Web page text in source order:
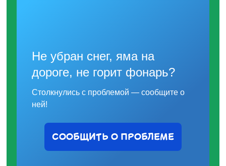
Не убран снег, яма на
дороге, не горит фонарь?
Столкнулись с проблемой — сообщите о
ней!
СООБЩИТЬ О ПРОБЛЕМЕ